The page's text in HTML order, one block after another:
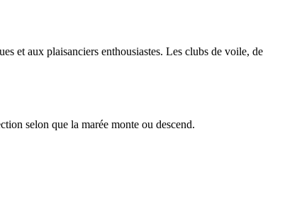
et aux plaisanciers enthousiastes. Les clubs de voile, de
selon que la marée monte ou descend.